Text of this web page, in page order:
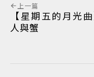
上一篇
【星期五的月光
人與蟹